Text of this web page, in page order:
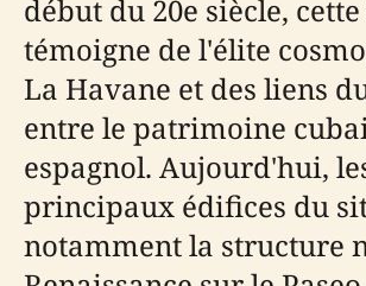
début du 20e siècle,
témoigne de l'élite
La Havane et des liens
entre le patrimoine
espagnol. Aujourd'hui,
principaux édifices du
notamment la structure